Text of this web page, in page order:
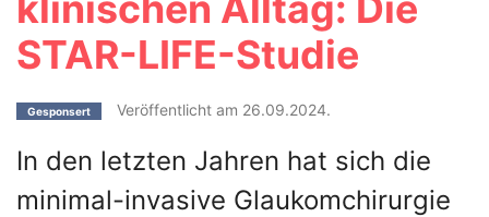
STAR-LIFE-Studie
Gesponsert Veröffentlicht am 26.09.2024.
In den letzten Jahren hat sich die
minimal-invasive Glaukomchirurgie